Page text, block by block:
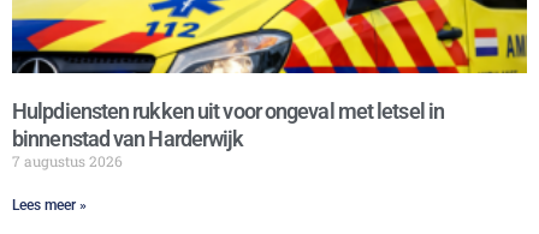
Hulpdiensten rukken uit voor ongeval met letsel in
binnenstad van Harderwijk
7 augustus 2026
Lees meer »